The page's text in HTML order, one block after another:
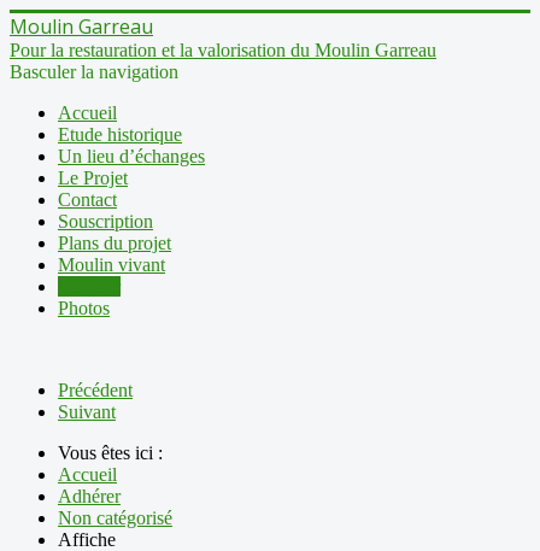
Moulin Garreau
Pour la restauration et la valorisation du Moulin Garreau
Basculer la navigation
Accueil
Etude historique
Un lieu d’échanges
Le Projet
Contact
Souscription
Plans du projet
Moulin vivant
Photos
Précédent
Suivant
Vous êtes ici :
Accueil
Adhérer
Non catégorisé
Affiche